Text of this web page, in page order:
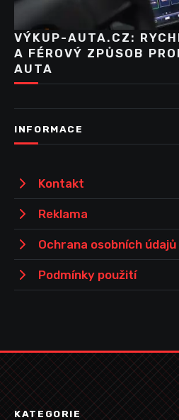
VÝKUP-AUTA.CZ:
A FÉROVÝ ZPŮSOB
AUTA
INFORMACE
Kontakt
Reklama
Ochrana osobních údajů
Podmínky použití
KATEGORIE